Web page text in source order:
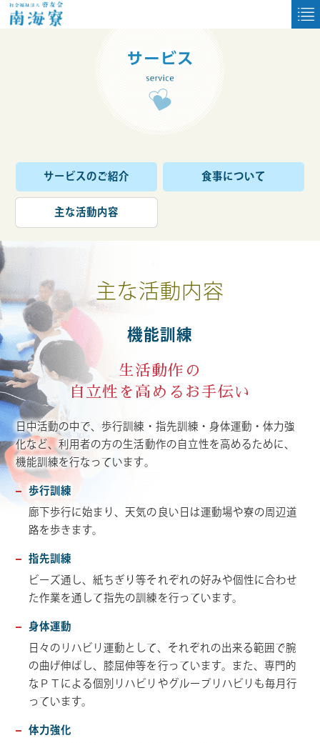
サービスのご紹介 食事について
主な活動内容
主な活動内容
機能訓練
生活動作の
自立性を高めるお手伝い
日中活動の中で、歩行訓練・指先訓練・身体運動・体力強
化など、利用者の方の生活動作の自立性を高めるために、
機能訓練を行なっています。
歩行訓練
廊下歩行に始まり、天気の良い日は運動場や寮の周辺道
路を歩きます。
指先訓練
ビーズ通し、紙ちぎり等それぞれの好みや個性に合わせ
た作業を通して指先の訓練を行っています。
身体運動
日々のリハビリ運動として、それぞれの出来る範囲で腕
の曲げ伸ばし、膝屈伸等を行っています。また、専門的
なＰＴによる個別リハビリやグループリハビリも毎月行
っています。
体力強化